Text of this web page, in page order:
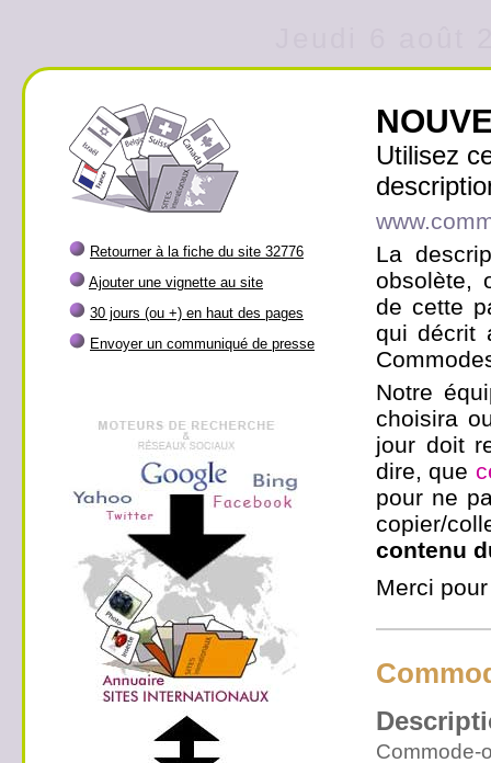
Retourner à la fiche du site 32776
Ajouter une vignette au site
30 jours (ou +) en haut des pages
Envoyer un communiqué de presse
Utilisez
La
obsolète,
de cette
qui décrit
Notre
choisira
jour doit
dire, que
pour ne
copier/
contenu
Merci
Commode-